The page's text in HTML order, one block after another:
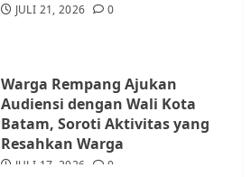
JULI 21, 2026 0
Warga Rempang Ajukan
Audiensi dengan Wali Kota
Batam, Soroti Aktivitas yang
Resahkan Warga
JULI 17, 2026 0